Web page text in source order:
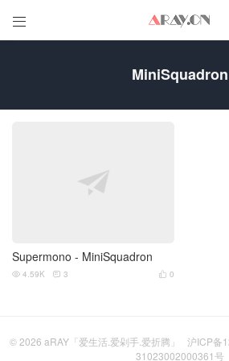

MiniSquadron
Supermono - MiniSquadron
 0
 4.59K  3
© 2026 aRAY「爱生活.爱剁手.爱折腾」 沪ICP备
31023002000361号